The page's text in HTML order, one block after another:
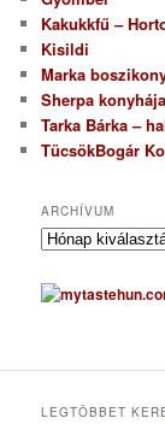
Kakukkfű –
Kisildi
Marka
Sherpa konyhája
Tarka Bárka –
TücsökBogár
ARCHÍVUM
A
c
h
u
LEGTÖBBET